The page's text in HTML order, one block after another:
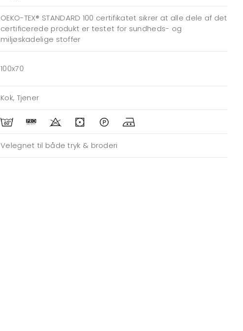
OEKO-TEX® STANDARD 100 certifikatet sikrer at alle dele af det
certificerede produkt er testet for sundheds- og
miljøskadelige stoffer
100x70
Kok, Tjener
Velegnet til både tryk & broderi